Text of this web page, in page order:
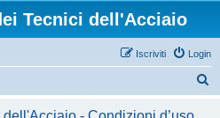
Tecnici dell'Acciaio
Login
Iscriviti